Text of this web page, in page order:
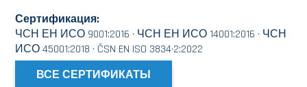
Сертификация:
ЧСН ЕН ИСО 9001:2016 · ЧСН ЕН ИСО 14001:2016 · ЧСН
ИСО 45001:2018 · ČSN EN ISO 3834·2:2022
ВСЕ СЕРТИФИКАТЫ